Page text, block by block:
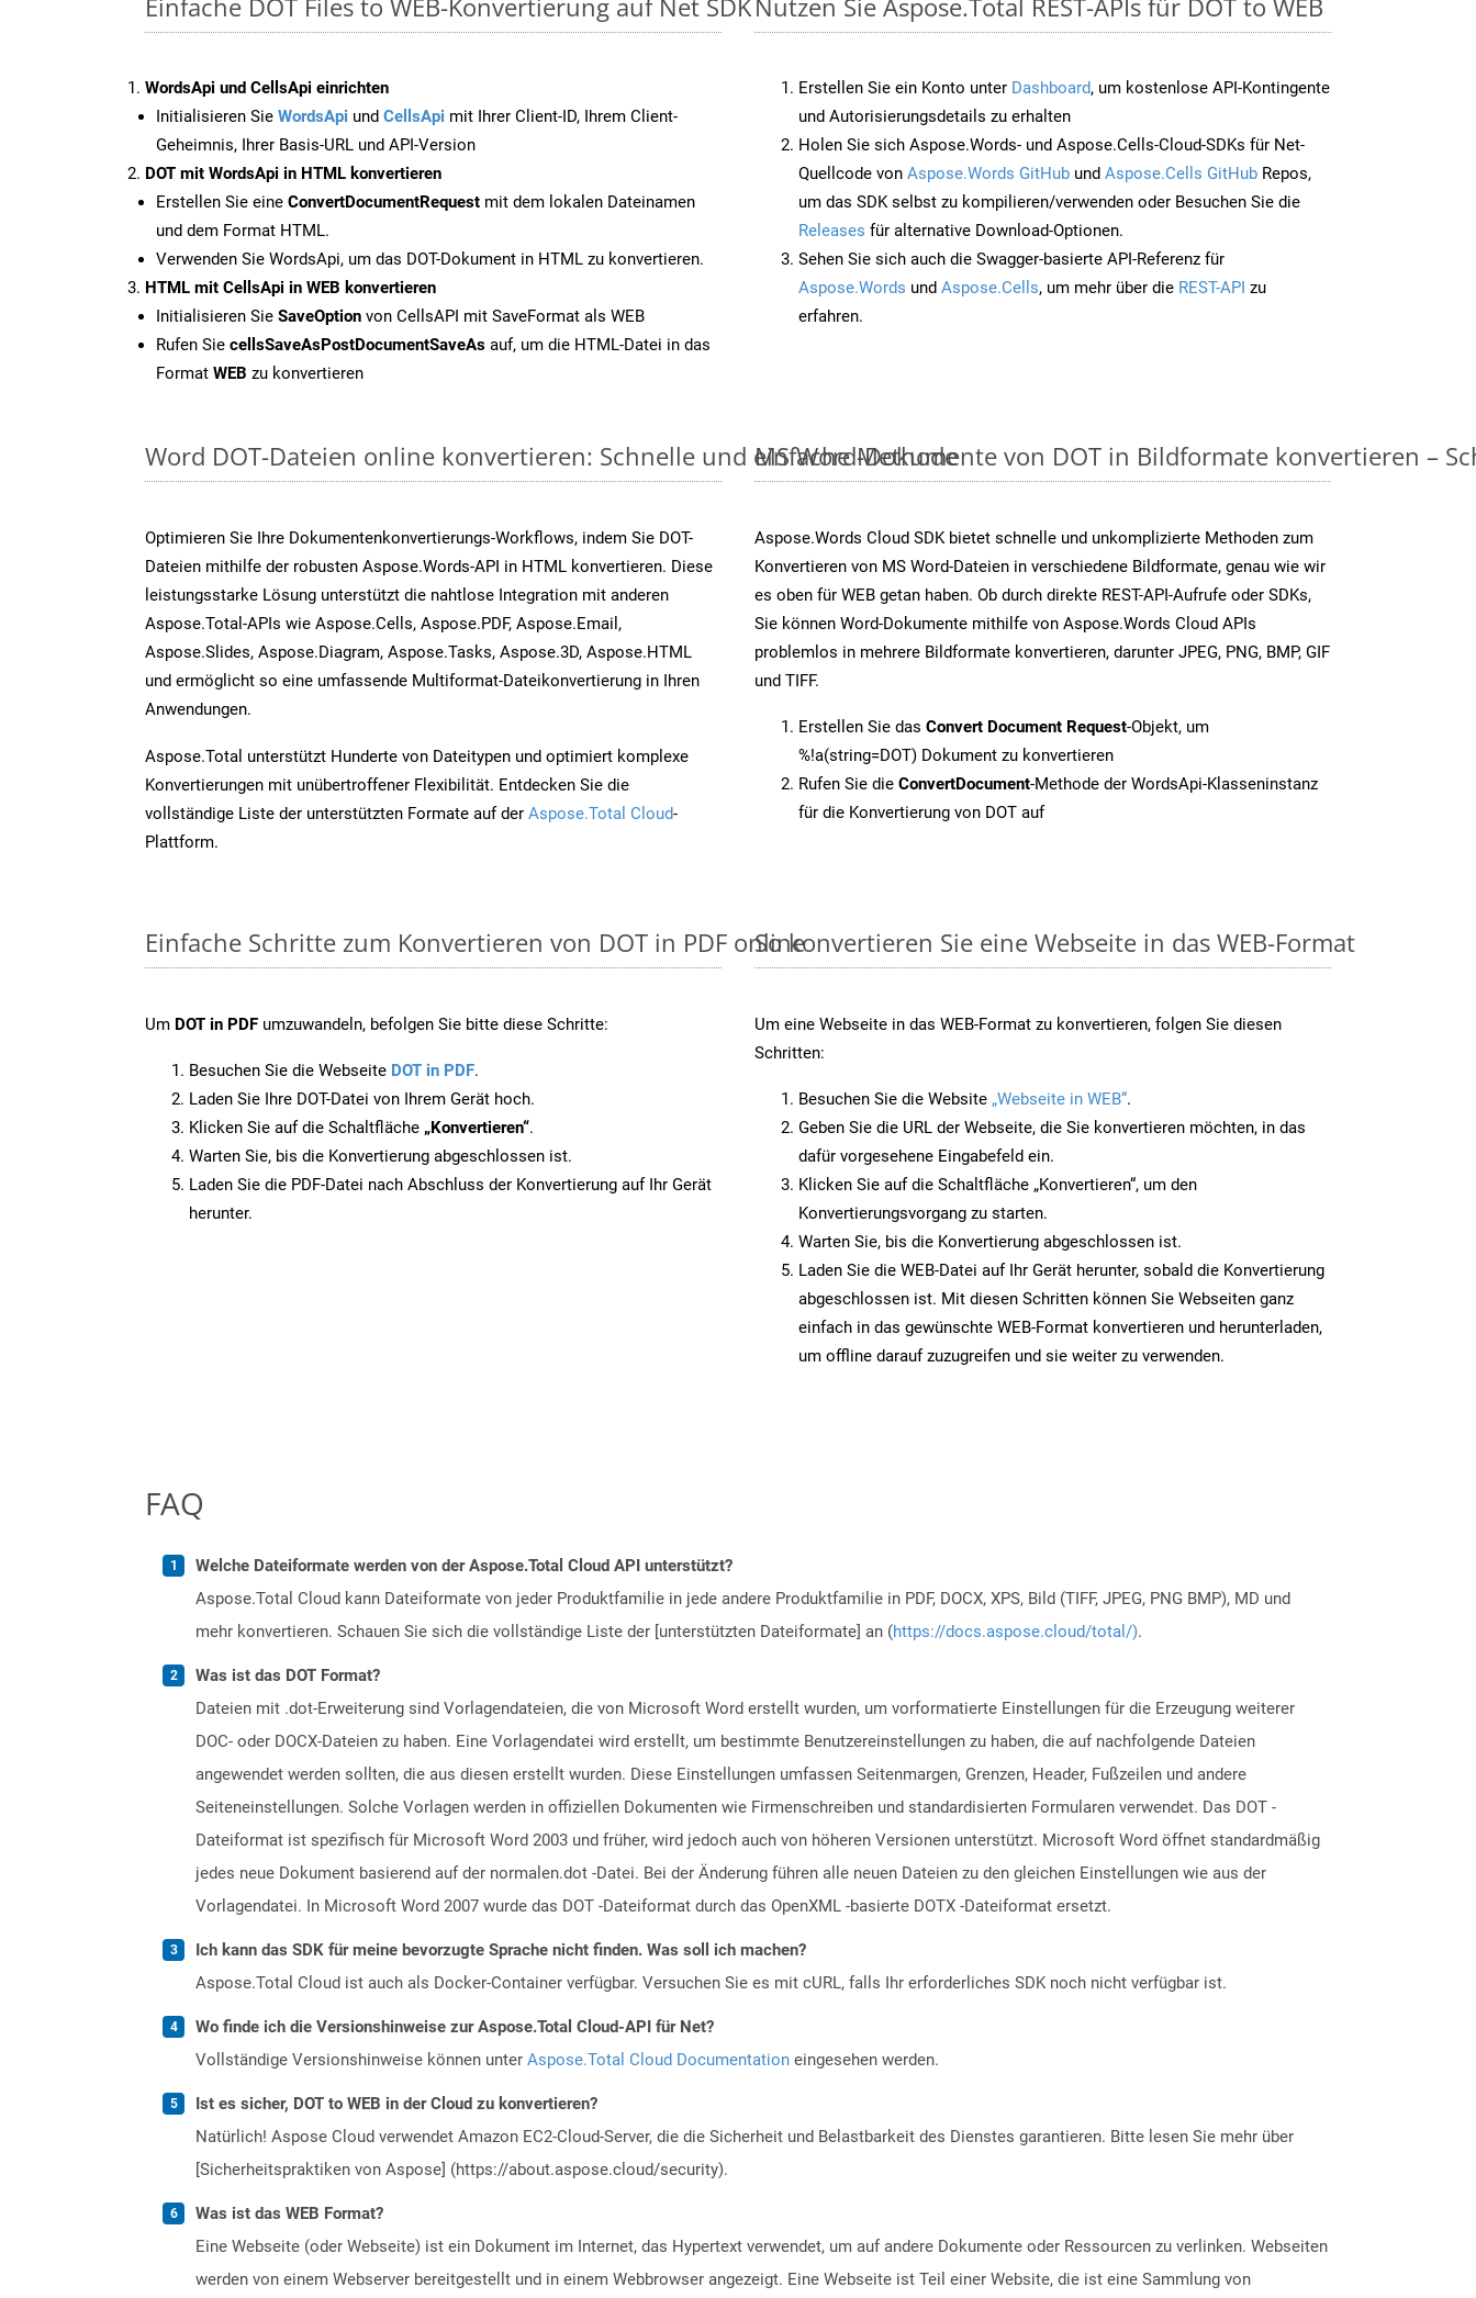
WordsApi und CellsApi einrichten
Initialisieren Sie WordsApi und CellsApi mit Ihrer Client-ID, Ihrem Client-
Geheimnis, Ihrer Basis-URL und API-Version
DOT mit WordsApi in HTML konvertieren
Erstellen Sie eine ConvertDocumentRequest mit dem lokalen Dateinamen
und dem Format HTML.
Verwenden Sie WordsApi, um das DOT-Dokument in HTML zu konvertieren.
HTML mit CellsApi in WEB konvertieren
Initialisieren Sie SaveOption von CellsAPI mit SaveFormat als WEB
Rufen Sie cellsSaveAsPostDocumentSaveAs auf, um die HTML-Datei in das
Format WEB zu konvertieren
Erstellen Sie ein Konto unter Dashboard, um kostenlose API-Kontingente
und Autorisierungsdetails zu erhalten
Holen Sie sich Aspose.Words- und Aspose.Cells-Cloud-SDKs für Net-
Quellcode von Aspose.Words GitHub und Aspose.Cells GitHub Repos,
um das SDK selbst zu kompilieren/verwenden oder Besuchen Sie die
Releases für alternative Download-Optionen.
Sehen Sie sich auch die Swagger-basierte API-Referenz für
Aspose.Words und Aspose.Cells, um mehr über die REST-API zu
erfahren.
Word DOT-Dateien online konvertieren: Schnelle und einfache Methode
Optimieren Sie Ihre Dokumentenkonvertierungs-Workflows, indem Sie DOT-
Dateien mithilfe der robusten Aspose.Words-API in HTML konvertieren. Diese
leistungsstarke Lösung unterstützt die nahtlose Integration mit anderen
Aspose.Total-APIs wie Aspose.Cells, Aspose.PDF, Aspose.Email,
Aspose.Slides, Aspose.Diagram, Aspose.Tasks, Aspose.3D, Aspose.HTML
und ermöglicht so eine umfassende Multiformat-Dateikonvertierung in Ihren
Anwendungen.
Aspose.Total unterstützt Hunderte von Dateitypen und optimiert komplexe
Konvertierungen mit unübertroffener Flexibilität. Entdecken Sie die
vollständige Liste der unterstützten Formate auf der Aspose.Total Cloud-
Plattform.
MS Word-Dokumente von DOT in Bildformate konvertieren –
Aspose.Words Cloud SDK bietet schnelle und unkomplizierte Methoden zum
Konvertieren von MS Word-Dateien in verschiedene Bildformate, genau wie wir
es oben für WEB getan haben. Ob durch direkte REST-API-Aufrufe oder SDKs,
Sie können Word-Dokumente mithilfe von Aspose.Words Cloud APIs
problemlos in mehrere Bildformate konvertieren, darunter JPEG, PNG, BMP, GIF
und TIFF.
Erstellen Sie das Convert Document Request-Objekt, um
%!a(string=DOT) Dokument zu konvertieren
Rufen Sie die ConvertDocument-Methode der WordsApi-Klasseninstanz
für die Konvertierung von DOT auf
Einfache Schritte zum Konvertieren von DOT in PDF online
Um DOT in PDF umzuwandeln, befolgen Sie bitte diese Schritte:
Besuchen Sie die Webseite DOT in PDF.
Laden Sie Ihre DOT-Datei von Ihrem Gerät hoch.
Klicken Sie auf die Schaltfläche „Konvertieren“.
Warten Sie, bis die Konvertierung abgeschlossen ist.
Laden Sie die PDF-Datei nach Abschluss der Konvertierung auf Ihr Gerät
herunter.
So konvertieren Sie eine Webseite in das WEB-Format
Um eine Webseite in das WEB-Format zu konvertieren, folgen Sie diesen
Schritten:
Besuchen Sie die Website „Webseite in WEB“.
Geben Sie die URL der Webseite, die Sie konvertieren möchten, in das
dafür vorgesehene Eingabefeld ein.
Klicken Sie auf die Schaltfläche „Konvertieren“, um den
Konvertierungsvorgang zu starten.
Warten Sie, bis die Konvertierung abgeschlossen ist.
Laden Sie die WEB-Datei auf Ihr Gerät herunter, sobald die Konvertierung
abgeschlossen ist. Mit diesen Schritten können Sie Webseiten ganz
einfach in das gewünschte WEB-Format konvertieren und herunterladen,
um offline darauf zuzugreifen und sie weiter zu verwenden.
FAQ
Welche Dateiformate werden von der Aspose.Total Cloud API unterstützt?
Aspose.Total Cloud kann Dateiformate von jeder Produktfamilie in jede andere Produktfamilie in PDF, DOCX, XPS, Bild (TIFF, JPEG, PNG BMP), MD und
mehr konvertieren. Schauen Sie sich die vollständige Liste der [unterstützten Dateiformate] an (https://docs.aspose.cloud/total/).
Was ist das DOT Format?
Dateien mit .dot-Erweiterung sind Vorlagendateien, die von Microsoft Word erstellt wurden, um vorformatierte Einstellungen für die Erzeugung weiterer
DOC- oder DOCX-Dateien zu haben. Eine Vorlagendatei wird erstellt, um bestimmte Benutzereinstellungen zu haben, die auf nachfolgende Dateien
angewendet werden sollten, die aus diesen erstellt wurden. Diese Einstellungen umfassen Seitenmargen, Grenzen, Header, Fußzeilen und andere
Seiteneinstellungen. Solche Vorlagen werden in offiziellen Dokumenten wie Firmenschreiben und standardisierten Formularen verwendet. Das DOT -
Dateiformat ist spezifisch für Microsoft Word 2003 und früher, wird jedoch auch von höheren Versionen unterstützt. Microsoft Word öffnet standardmäßig
jedes neue Dokument basierend auf der normalen.dot -Datei. Bei der Änderung führen alle neuen Dateien zu den gleichen Einstellungen wie aus der
Vorlagendatei. In Microsoft Word 2007 wurde das DOT -Dateiformat durch das OpenXML -basierte DOTX -Dateiformat ersetzt.
Ich kann das SDK für meine bevorzugte Sprache nicht finden. Was soll ich machen?
Aspose.Total Cloud ist auch als Docker-Container verfügbar. Versuchen Sie es mit cURL, falls Ihr erforderliches SDK noch nicht verfügbar ist.
Wo finde ich die Versionshinweise zur Aspose.Total Cloud-API für Net?
Vollständige Versionshinweise können unter Aspose.Total Cloud Documentation eingesehen werden.
Ist es sicher, DOT to WEB in der Cloud zu konvertieren?
Natürlich! Aspose Cloud verwendet Amazon EC2-Cloud-Server, die die Sicherheit und Belastbarkeit des Dienstes garantieren. Bitte lesen Sie mehr über
[Sicherheitspraktiken von Aspose] (https://about.aspose.cloud/security).
Was ist das WEB Format?
Eine Webseite (oder Webseite) ist ein Dokument im Internet, das Hypertext verwendet, um auf andere Dokumente oder Ressourcen zu verlinken. Webseiten
werden von einem Webserver bereitgestellt und in einem Webbrowser angezeigt. Eine Webseite ist Teil einer Website, die ist eine Sammlung von